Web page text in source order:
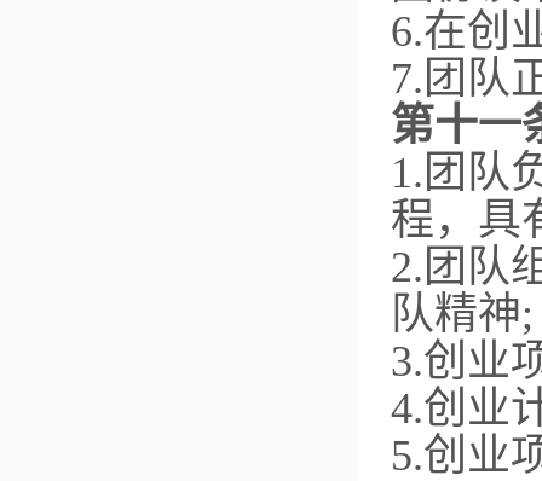
6.在创
7.团队
第十一
1.团队
程，具
2.团队
队精神;
3.创业
4.创业
5.创业